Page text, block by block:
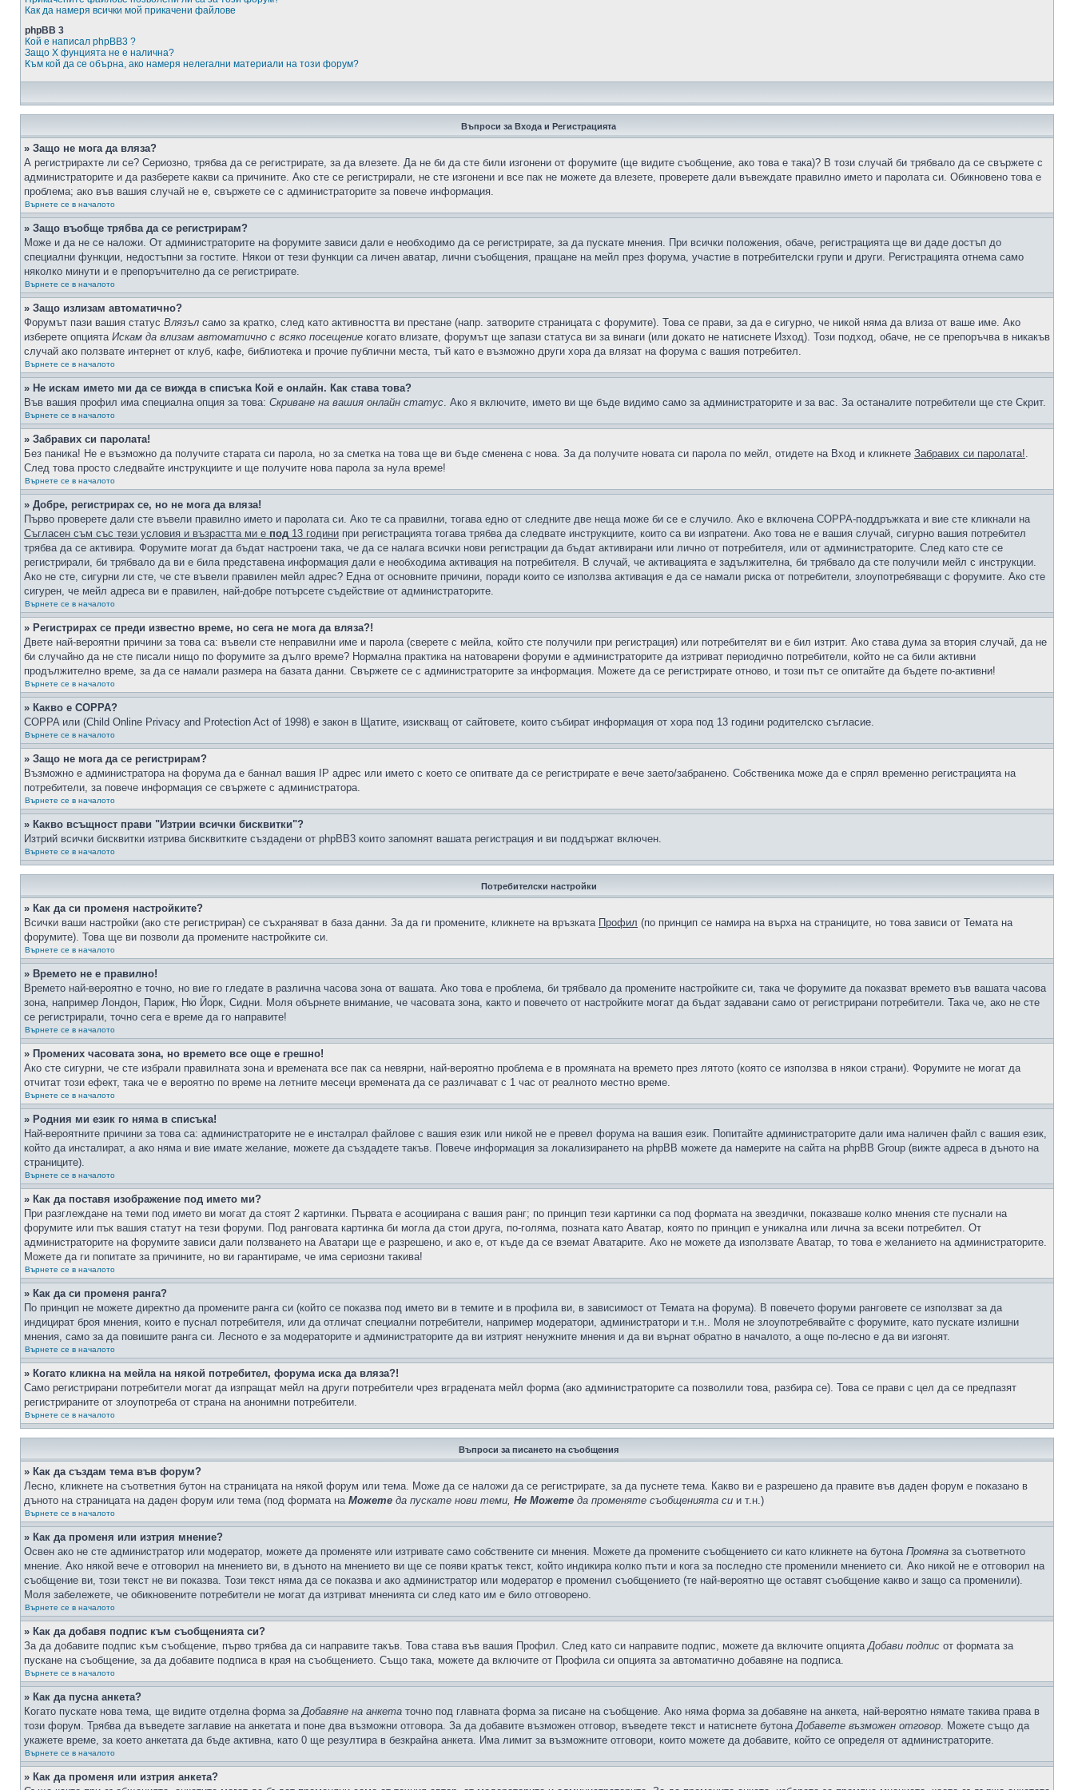
Как да намеря всички мой прикачени файлове
phpBB 3
Кой е написал phpBB3 ?
Защо X фунцията не е налична?
Към кой да се обърна, ако намеря нелегални материали на този форум?
Въпроси за Входа и Регистрацията
» Защо не мога да вляза?
А регистрирахте ли се? Сериозно, трябва да се регистрирате, за да влезете. Да не би да сте били изгонени от форумите (ще видите съобщение, ако това е така)? В този случай би трябвало да се свържете с
администраторите и да разберете какви са причините. Ако сте се регистрирали, не сте изгонени и все пак не можете да влезете, проверете дали въвеждате правилно името и паролата си. Обикновено това е
проблема; ако във вашия случай не е, свържете се с администраторите за повече информация.
Върнете се в началото
» Защо въобще трябва да се регистрирам?
Може и да не се наложи. От администраторите на форумите зависи дали е необходимо да се регистрирате, за да пускате мнения. При всички положения, обаче, регистрацията ще ви даде достъп до
специални функции, недостъпни за гостите. Някои от тези функции са личен аватар, лични съобщения, пращане на мейл през форума, участие в потребителски групи и други. Регистрацията отнема само
няколко минути и е препоръчително да се регистрирате.
Върнете се в началото
» Защо излизам автоматично?
Форумът пази вашия статус Влязъл само за кратко, след като активността ви престане (напр. затворите страницата с форумите). Това се прави, за да е сигурно, че никой няма да влиза от ваше име. Ако
изберете опцията Искам да влизам автоматично с всяко посещение когато влизате, форумът ще запази статуса ви за винаги (или докато не натиснете Изход). Този подход, обаче, не се препоръчва в никакъв
случай ако ползвате интернет от клуб, кафе, библиотека и прочие публични места, тъй като е възможно други хора да влязат на форума с вашия потребител.
Върнете се в началото
» Не искам името ми да се вижда в списъка Кой е онлайн. Как става това?
Във вашия профил има специална опция за това: Скриване на вашия онлайн статус. Ако я включите, името ви ще бъде видимо само за администраторите и за вас. За останалите потребители ще сте Скрит.
Върнете се в началото
» Забравих си паролата!
Без паника! Не е възможно да получите старата си парола, но за сметка на това ще ви бъде сменена с нова. За да получите новата си парола по мейл, отидете на Вход и кликнете Забравих си паролата!.
След това просто следвайте инструкциите и ще получите нова парола за нула време!
Върнете се в началото
» Добре, регистрирах се, но не мога да вляза!
Първо проверете дали сте въвели правилно името и паролата си. Ако те са правилни, тогава едно от следните две неща може би се е случило. Ако е включена COPPA-поддръжката и вие сте кликнали на
Съгласен съм със тези условия и възрастта ми е под 13 години при регистрацията тогава трябва да следвате инструкциите, които са ви изпратени. Ако това не е вашия случай, сигурно вашия потребител
трябва да се активира. Форумите могат да бъдат настроени така, че да се налага всички нови регистрации да бъдат активирани или лично от потребителя, или от администраторите. След като сте се
регистрирали, би трябвало да ви е била представена информация дали е необходима активация на потребителя. В случай, че активацията е задължителна, би трябвало да сте получили мейл с инструкции.
Ако не сте, сигурни ли сте, че сте въвели правилен мейл адрес? Една от основните причини, поради които се използва активация е да се намали риска от потребители, злоупотребяващи с форумите. Ако сте
сигурен, че мейл адреса ви е правилен, най-добре потърсете съдействие от администраторите.
Върнете се в началото
» Регистрирах се преди известно време, но сега не мога да вляза?!
Двете най-вероятни причини за това са: въвели сте неправилни име и парола (сверете с мейла, който сте получили при регистрация) или потребителят ви е бил изтрит. Ако става дума за втория случай, да не
би случайно да не сте писали нищо по форумите за дълго време? Нормална практика на натоварени форуми е администраторите да изтриват периодично потребители, който не са били активни
продължително време, за да се намали размера на базата данни. Свържете се с администраторите за информация. Можете да се регистрирате отново, и този път се опитайте да бъдете по-активни!
Върнете се в началото
» Какво е COPPA?
COPPA или (Child Online Privacy and Protection Act of 1998) е закон в Щатите, изискващ от сайтовете, които събират информация от хора под 13 години родителско съгласие.
Върнете се в началото
» Защо не мога да се регистрирам?
Възможно е администратора на форума да е баннал вашия IP адрес или името с което се опитвате да се регистрирате е вече заето/забранено. Собственика може да е спрял временно регистрацията на
потребители, за повече информация се свържете с администратора.
Върнете се в началото
» Какво всъщност прави "Изтрии всички бисквитки"?
Изтрий всички бисквитки изтрива бисквитките създадени от phpBB3 които запомнят вашата регистрация и ви поддържат включен.
Върнете се в началото
Потребителски настройки
» Как да си променя настройките?
Всички ваши настройки (ако сте регистриран) се съхраняват в база данни. За да ги промените, кликнете на връзката Профил (по принцип се намира на върха на страниците, но това зависи от Темата на
форумите). Това ще ви позволи да промените настройките си.
Върнете се в началото
» Времето не е правилно!
Времето най-вероятно е точно, но вие го гледате в различна часова зона от вашата. Ако това е проблема, би трябвало да промените настройките си, така че форумите да показват времето във вашата часова
зона, например Лондон, Париж, Ню Йорк, Сидни. Моля обърнете внимание, че часовата зона, както и повечето от настройките могат да бъдат задавани само от регистрирани потребители. Така че, ако не сте
се регистрирали, точно сега е време да го направите!
Върнете се в началото
» Промених часовата зона, но времето все още е грешно!
Ако сте сигурни, че сте избрали правилната зона и времената все пак са невярни, най-вероятно проблема е в промяната на времето през лятото (която се използва в някои страни). Форумите не могат да
отчитат този ефект, така че е вероятно по време на летните месеци времената да се различават с 1 час от реалното местно време.
Върнете се в началото
» Родния ми език го няма в списъка!
Най-вероятните причини за това са: администраторите не е инсталрал файлове с вашия език или никой не е превел форума на вашия език. Попитайте администраторите дали има наличен файл с вашия език,
който да инсталират, а ако няма и вие имате желание, можете да създадете такъв. Повече информация за локализирането на phpBB можете да намерите на сайта на phpBB Group (вижте адреса в дъното на
страниците).
Върнете се в началото
» Как да поставя изображение под името ми?
При разглеждане на теми под името ви могат да стоят 2 картинки. Първата е асоциирана с вашия ранг; по принцип тези картинки са под формата на звездички, показваше колко мнения сте пуснали на
форумите или пък вашия статут на тези форуми. Под ранговата картинка би могла да стои друга, по-голяма, позната като Аватар, която по принцип е уникална или лична за всеки потребител. От
администраторите на форумите зависи дали ползването на Аватари ще е разрешено, и ако е, от къде да се вземат Аватарите. Ако не можете да използвате Аватар, то това е желанието на администраторите.
Можете да ги попитате за причините, но ви гарантираме, че има сериозни такива!
Върнете се в началото
» Как да си променя ранга?
По принцип не можете директно да промените ранга си (който се показва под името ви в темите и в профила ви, в зависимост от Темата на форума). В повечето форуми ранговете се използват за да
индицират броя мнения, които е пуснал потребителя, или да отличат специални потребители, например модератори, администратори и т.н.. Моля не злоупотребявайте с форумите, като пускате излишни
мнения, само за да повишите ранга си. Лесното е за модераторите и администраторите да ви изтрият ненужните мнения и да ви върнат обратно в началото, а още по-лесно е да ви изгонят.
Върнете се в началото
» Когато кликна на мейла на някой потребител, форума иска да вляза?!
Само регистрирани потребители могат да изпращат мейл на други потребители чрез вградената мейл форма (ако администраторите са позволили това, разбира се). Това се прави с цел да се предпазят
регистрираните от злоупотреба от страна на анонимни потребители.
Върнете се в началото
Въпроси за писането на съобщения
» Как да създам тема във форум?
Лесно, кликнете на съответния бутон на страницата на някой форум или тема. Може да се наложи да се регистрирате, за да пуснете тема. Какво ви е разрешено да правите във даден форум е показано в
дъното на страницата на даден форум или тема (под формата на Можете да пускате нови теми, Не Можете да променяте съобщенията си и т.н.)
Върнете се в началото
» Как да променя или изтрия мнение?
Освен ако не сте администратор или модератор, можете да променяте или изтривате само собствените си мнения. Можете да промените съобщението си като кликнете на бутона Промяна за съответното
мнение. Ако някой вече е отговорил на мнението ви, в дъното на мнението ви ще се появи кратък текст, който индикира колко пъти и кога за последно сте променили мнението си. Ако никой не е отговорил на
съобщение ви, този текст не ви показва. Този текст няма да се показва и ако администратор или модератор е променил съобщението (те най-вероятно ще оставят съобщение какво и защо са променили).
Моля забележете, че обикновените потребители не могат да изтриват мненията си след като им е било отговорено.
Върнете се в началото
» Как да добавя подпис към съобщенията си?
За да добавите подпис към съобщение, първо трябва да си направите такъв. Това става във вашия Профил. След като си направите подпис, можете да включите опциятаДобави подпис от формата за
пускане на съобщение, за да добавите подписа в края на съобщението. Също така, можете да включите от Профила си опцията за автоматично добавяне на подписа.
Върнете се в началото
» Как да пусна анкета?
Когато пускате нова тема, ще видите отделна форма заДобавяне на анкета точно под главната форма за писане на съобщение. Ако няма форма за добавяне на анкета, най-вероятно нямате такива права в
този форум. Трябва да въведете заглавие на анкетата и поне два възможни отговора. За да добавите възможен отговор, въведете текст и натиснете бутонаДобавете възможен отговор. Можете също да
укажете време, за което анкетата да бъде активна, като 0 ще резултира в безкрайна анкета. Има лимит за възможните отговори, които можете да добавите, който се определя от администраторите.
Върнете се в началото
» Как да променя или изтрия анкета?